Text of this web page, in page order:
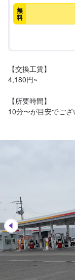
無
料
【交換工賃】
4,180円~
【所要時間】
10分〜が目安でござ